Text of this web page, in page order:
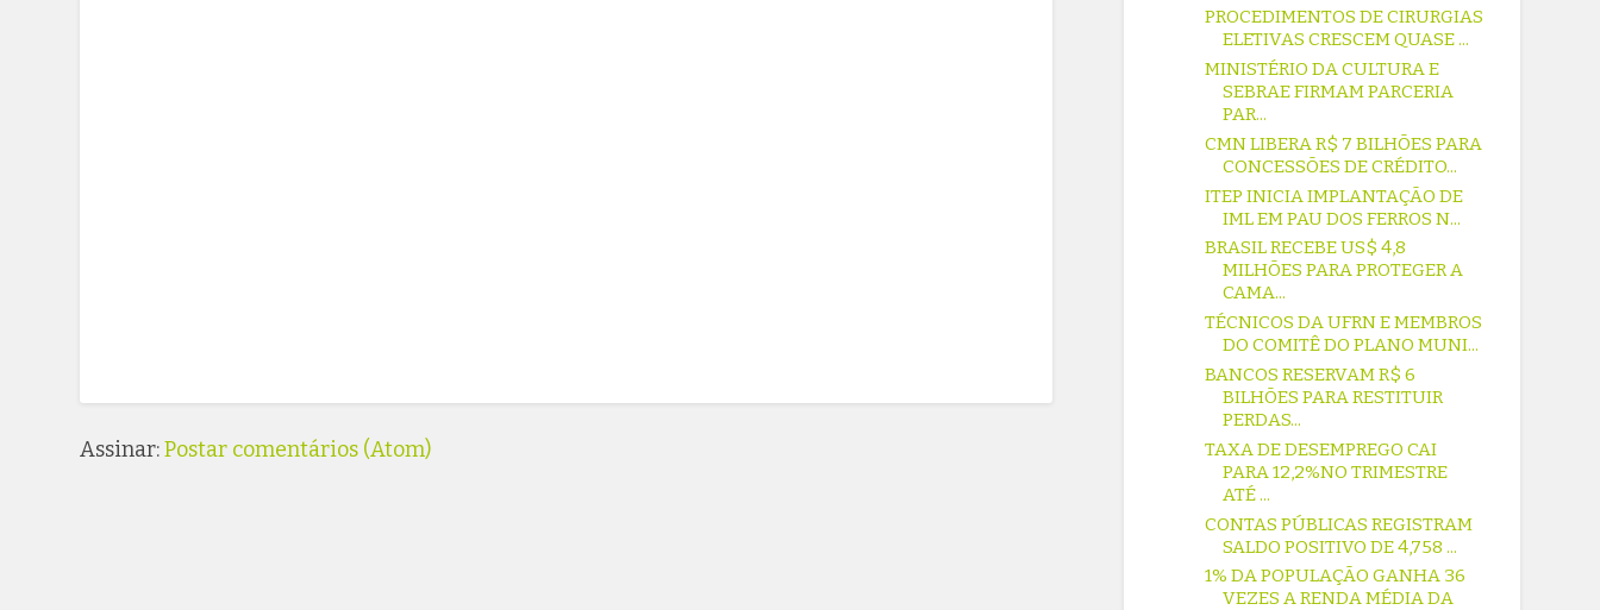
Assinar:Postar comentários (Atom)
PROCEDIMENTOS DE CIRURGIAS
ELETIVAS CRESCEM QUASE ...
MINISTÉRIO DA CULTURA E
SEBRAE FIRMAM PARCERIA
PAR...
CMN LIBERA R$ 7 BILHÕES PARA
CONCESSÕES DE CRÉDITO...
ITEP INICIA IMPLANTAÇÃO DE
IML EM PAU DOS FERROS N...
BRASIL RECEBE US$ 4,8
MILHÕES PARA PROTEGER A
CAMA...
TÉCNICOS DA UFRN E MEMBROS
DO COMITÊ DO PLANO MUNI...
BANCOS RESERVAM R$ 6
BILHÕES PARA RESTITUIR
PERDAS...
TAXA DE DESEMPREGO CAI
PARA 12,2%NO TRIMESTRE
ATÉ ...
CONTAS PÚBLICAS REGISTRAM
SALDO POSITIVO DE 4,758 ...
1% DA POPULAÇÃO GANHA 36
VEZES A RENDA MÉDIA DA